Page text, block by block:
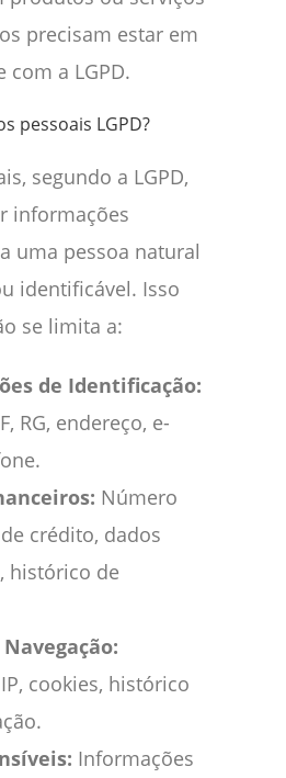
precisam estar em
a LGPD.
pessoais LGPD?
segundo a LGPD,
informações
uma pessoa natural
identificável. Isso
se limita a:
de Identificação:
RG, endereço, e-
Número
crédito, dados
histórico de
cookies, histórico
Informações